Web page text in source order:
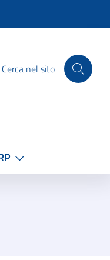
Cerca nel sito